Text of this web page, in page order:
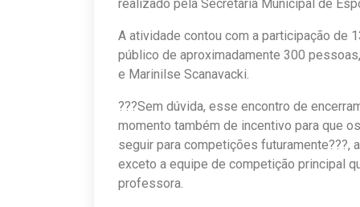
realizado pela Secretaria Municipal de
A atividade contou com a participação de
público de aproximadamente 300
e Marinilse Scanavacki.
???Sem dúvida, esse encontro de
momento também de incentivo para que
seguir para competições futuramente???,
exceto a equipe de competição principal
professora.